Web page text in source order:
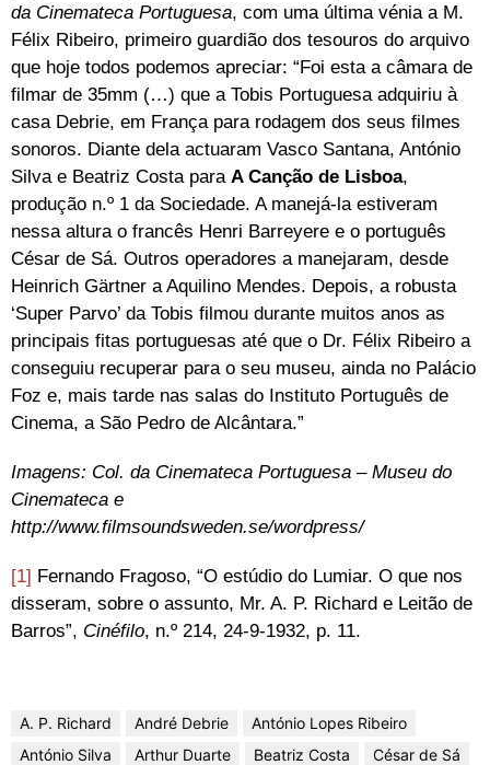
da Cinemateca Portuguesa, com uma última vénia a M.
Félix Ribeiro, primeiro guardião dos tesouros do arquivo
que hoje todos podemos apreciar: “Foi esta a câmara de
filmar de 35mm (…) que a Tobis Portuguesa adquiriu à
casa Debrie, em França para rodagem dos seus filmes
sonoros. Diante dela actuaram Vasco Santana, António
Silva e Beatriz Costa para A Canção de Lisboa,
produção n.º 1 da Sociedade. A manejá-la estiveram
nessa altura o francês Henri Barreyere e o português
César de Sá. Outros operadores a manejaram, desde
Heinrich Gärtner a Aquilino Mendes. Depois, a robusta
‘Super Parvo’ da Tobis filmou durante muitos anos as
principais fitas portuguesas até que o Dr. Félix Ribeiro a
conseguiu recuperar para o seu museu, ainda no Palácio
Foz e, mais tarde nas salas do Instituto Português de
Cinema, a São Pedro de Alcântara.”
Imagens: Col. da Cinemateca Portuguesa – Museu do
Cinemateca e
http://www.filmsoundsweden.se/wordpress/
[1] Fernando Fragoso, “O estúdio do Lumiar. O que nos
disseram, sobre o assunto, Mr. A. P. Richard e Leitão de
Barros”, Cinéfilo, n.º 214, 24-9-1932, p. 11.
A. P. Richard André Debrie
António Lopes Ribeiro
António Silva
Arthur Duarte Beatriz Costa
César de Sá